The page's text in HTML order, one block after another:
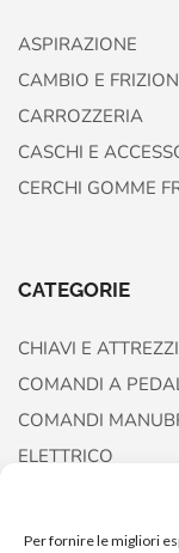
Per fornire le migliori
ASPIRAZIONE
CAMBIO E
CARROZZERIA
CASCHI E
CERCHI GOMME
CATEGORIE
CHIAVI E ATTREZZI
COMANDI A
COMANDI
ELETTRICO
FORCELLE E